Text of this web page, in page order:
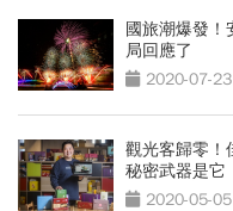
國旅潮爆發
局回應了
2020-07-23
觀光客歸零！
秘密武器是它
2020-05-05